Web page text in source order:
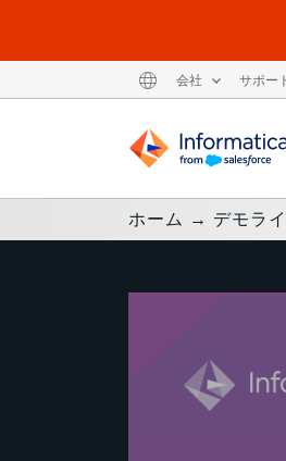
会社 サポー
ホーム → デモラ